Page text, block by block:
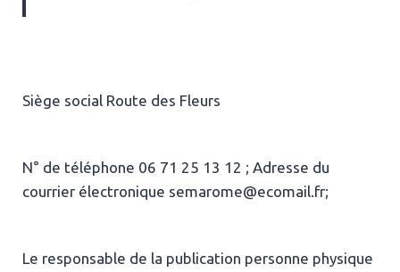
Siège social Route des Fleurs
N° de téléphone 06 71 25 13 12 ; Adresse du
courrier électronique semarome@ecomail.fr;
Le responsable de la publication personne physique